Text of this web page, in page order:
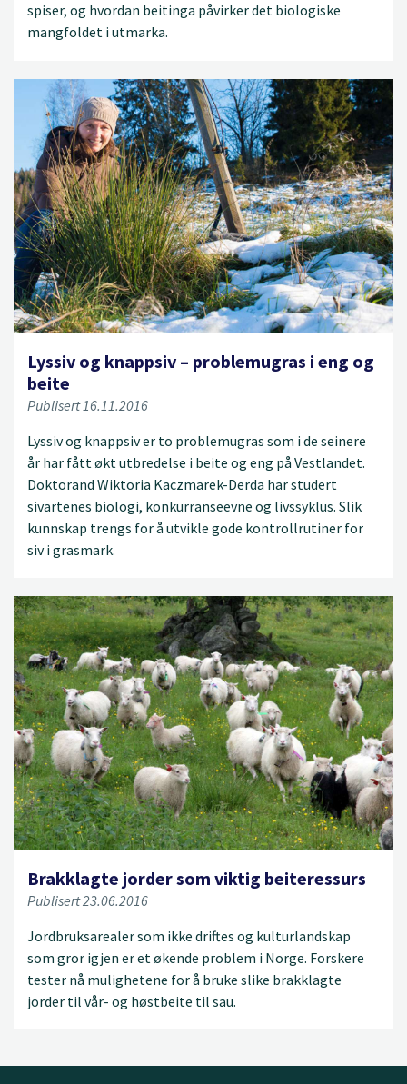
spiser, og hvordan beitinga påvirker det biologiske
mangfoldet i utmarka.
Lyssiv og knappsiv – problemugras i eng og
beite
Publisert 16.11.2016
Lyssiv og knappsiv er to problemugras som i de seinere
år har fått økt utbredelse i beite og eng på Vestlandet.
Doktorand Wiktoria Kaczmarek-Derda har studert
sivartenes biologi, konkurranseevne og livssyklus. Slik
kunnskap trengs for å utvikle gode kontrollrutiner for
siv i grasmark.
Brakklagte jorder som viktig beiteressurs
Publisert 23.06.2016
Jordbruksarealer som ikke driftes og kulturlandskap
som gror igjen er et økende problem i Norge. Forskere
tester nå mulighetene for å bruke slike brakklagte
jorder til vår- og høstbeite til sau.